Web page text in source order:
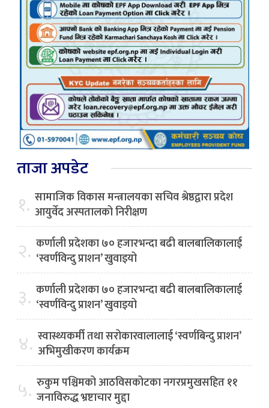
ताजा अपडेट
१. सामाजिक विकास मन्त्रालयका सचिव श्रेष्ठद्वारा प्रदेश
आयुर्वेद अस्पतालको निरीक्षण
२. कर्णाली प्रदेशका ७० हजारभन्दा बढी बालबालिकालाई
‘स्वर्णविन्दु प्राशन’ खुवाइयो
३. कर्णाली प्रदेशका ७० हजारभन्दा बढी बालबालिकालाई
‘स्वर्णविन्दु प्राशन’ खुवाइयो
४. स्वास्थ्यकर्मी तथा सरोकारवालालाई ‘स्वर्णबिन्दु प्राशन’
अभिमुखीकरण कार्यक्रम
५. रुकुम पश्चिमको आठविसकोटका नगरप्रमुखसहित ११
जनाविरुद्ध भ्रष्टाचार मुद्दा